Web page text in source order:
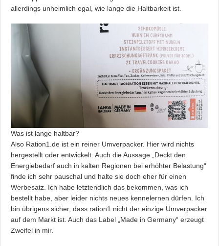
allerdings unheimlich egal, wie lange die Haltbarkeit ist.
Was ist lange haltbar?
Also Ration1.de ist ein reiner Umverpacker. Hier wird nichts
hergestellt oder entwickelt. Auch die Aussage „Deckt den
Energiebedarf auch in kalten Regionen bei erhöhter Belastung“
finde ich sehr pauschal und halte sie doch eher für einen
Werbesatz. Ich habe letztendlich das bekommen, was ich
bestellt habe, aber leider nichts neues kennelernen dürfen. Ich
bin übrigens sicher, dass ration1 nicht der einzige Umverpacker
auf dem Markt ist. Auch das Label „Made in Germany“ erzeugt
Zweifel in mir.